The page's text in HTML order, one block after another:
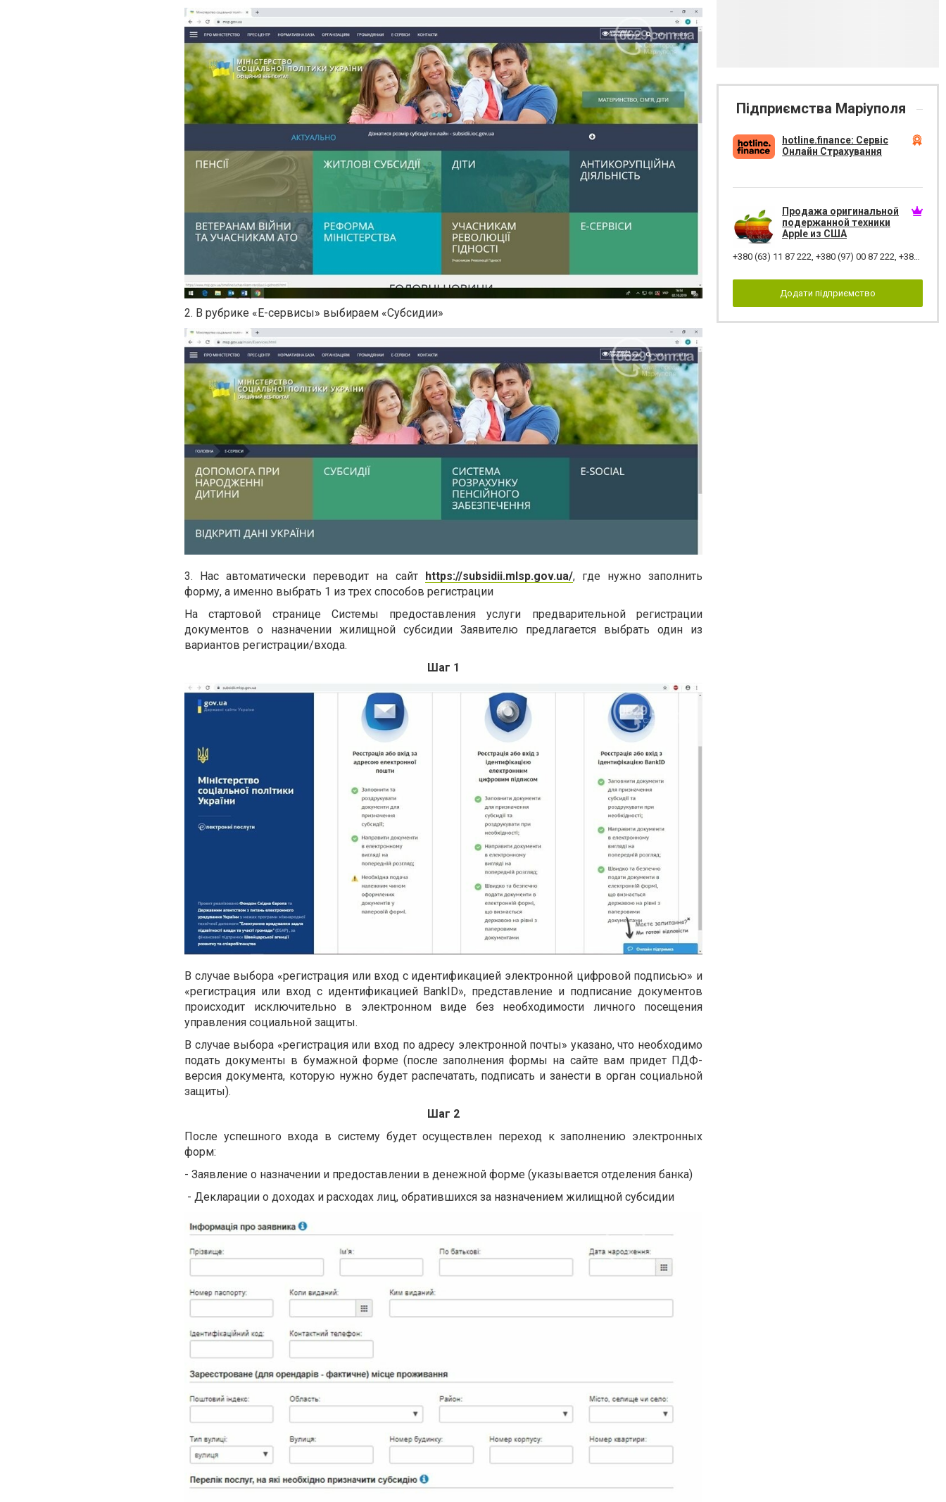
2. В рубрике «Е-сервисы» выбираем «Субсидии»
3. Нас автоматически переводит на сайт https://subsidii.mlsp.gov.ua/, где нужно заполнить
форму, а именно выбрать 1 из трех способов регистрации
На стартовой странице Системы предоставления услуги предварительной регистрации
документов о назначении жилищной субсидии Заявителю предлагается выбрать один из
вариантов регистрации/входа.
Шаг 1
В случае выбора «регистрация или вход с идентификацией электронной цифровой подписью» и
«регистрация или вход с идентификацией BankID», представление и подписание документов
происходит исключительно в электронном виде без необходимости личного посещения
управления социальной защиты.
В случае выбора «регистрация или вход по адресу электронной почты» указано, что необходимо
подать документы в бумажной форме (после заполнения формы на сайте вам придет ПДФ-
версия документа, которую нужно будет распечатать, подписать и занести в орган социальной
защиты).
Шаг 2
После успешного входа в систему будет осуществлен переход к заполнению электронных
форм:
- Заявление о назначении и предоставлении в денежной форме (указывается отделения банка)
- Декларации о доходах и расходах лиц, обратившихся за назначением жилищной субсидии
Підприємства Маріуполя
hotline.finance: Сервіс
Онлайн Страхування
Продажа оригинальной
подержанной техники
Apple из США
+380 (63) 11 87 222, +380 (97) 00 87 222, +380 (66) 44 87 222
Додати підприємство